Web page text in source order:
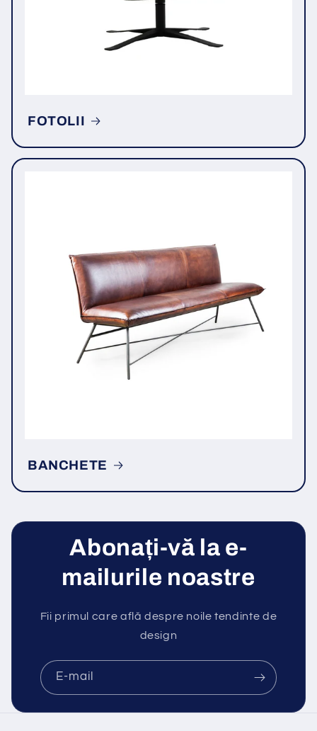
FOTOLII
BANCHETE
Abonați-vă la e-
mailurile noastre
Fii primul care află despre noile tendinte de
design
E-mail